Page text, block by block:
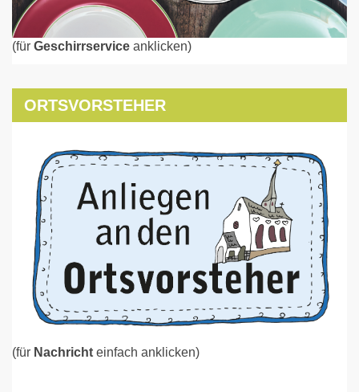
(für Geschirrservice anklicken)
ORTSVORSTEHER
(für Nachricht einfach anklicken)